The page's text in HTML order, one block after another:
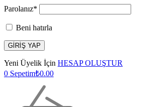
Parolanız*
Beni hatırla
Yeni Üyelik İçin HESAP OLUŞTUR
0 Sepetim₺0.00